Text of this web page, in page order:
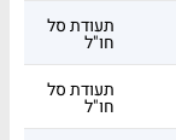
תעודת סל
חו"ל
תעודת סל
חו"ל